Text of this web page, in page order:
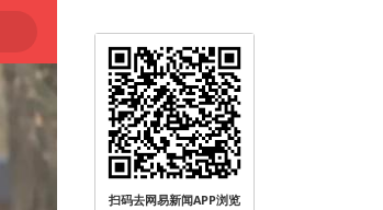
扫码去网易新闻APP浏览